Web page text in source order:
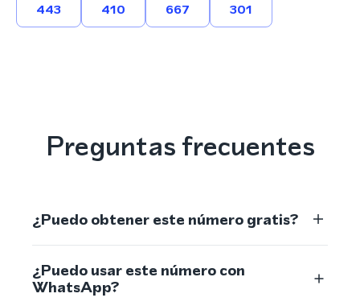
443 410 667 301
Preguntas frecuentes
¿Puedo obtener este número gratis?
¿Puedo usar este número con
WhatsApp?